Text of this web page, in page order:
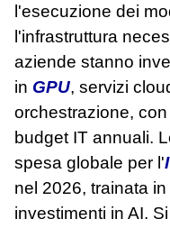
l'esecuzione dei
l'infrastruttura
aziende stanno
in GPU, servizi
orchestrazione,
budget IT annuali.
spesa globale per l'
nel 2026, trainata
investimenti in AI.